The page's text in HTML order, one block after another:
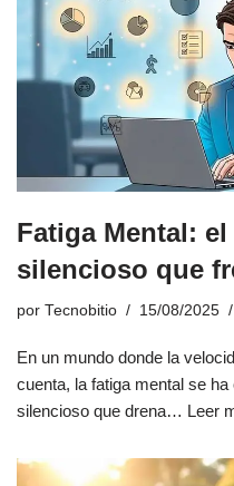
Fatiga Mental:
silencioso que
por Tecnobitio 15/08/2025
En un mundo donde la
cuenta, la fatiga mental se
silencioso que drena… Leer